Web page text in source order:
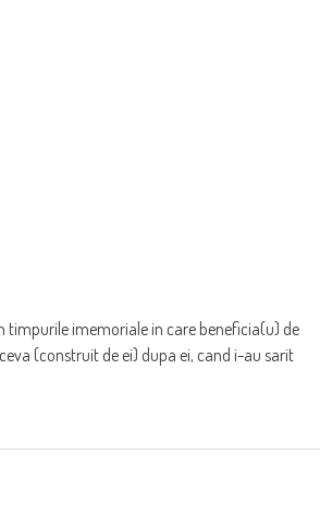
timpurile imemoriale in care beneficia(u) de
(construit de ei) dupa ei, cand i-au sarit